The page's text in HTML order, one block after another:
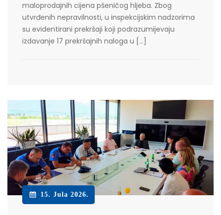
maloprodajnih cijena pšeničog hljeba. Zbog
utvrđenih nepravilnosti, u inspekcijskim nadzorima
su evidentirani prekršaji koji podrazumijevaju
izdavanje 17 prekršajnih naloga u […]
15. Jula 2026.